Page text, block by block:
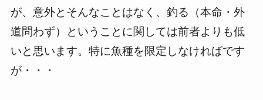
が、意外とそんなことはなく、釣る（本命・外
道問わず）ということに関しては前者よりも低
いと思います。特に魚種を限定しなければです
が・・・